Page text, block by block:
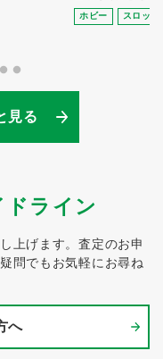
ホビー スロット
見る
ドライン
上げます。査定のお申
問でもお気軽にお尋ね
へ